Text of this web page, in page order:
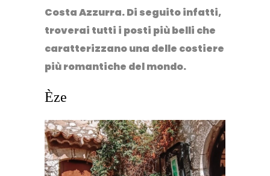
Costa Azzurra. Di seguito infatti,
troverai tutti i posti più belli che
caratterizzano una delle costiere
più romantiche del mondo.
Èze